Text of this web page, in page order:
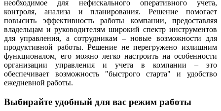
необходимое для нефискального оперативного учета,
контроля, анализа и планирования. Решение помогает
повысить эффективность работы компании, предоставляя
владельцам и руководителям широкий спектр инструментов
для управления, а сотрудникам – новые возможности для
продуктивной работы. Решение не перегружено излишним
функционалом, его можно легко настроить на особенности
организации управления и учета в компании – это
обеспечивает возможность "быстрого старта" и удобство
ежедневной работы.
Выбирайте удобный для вас режим работы